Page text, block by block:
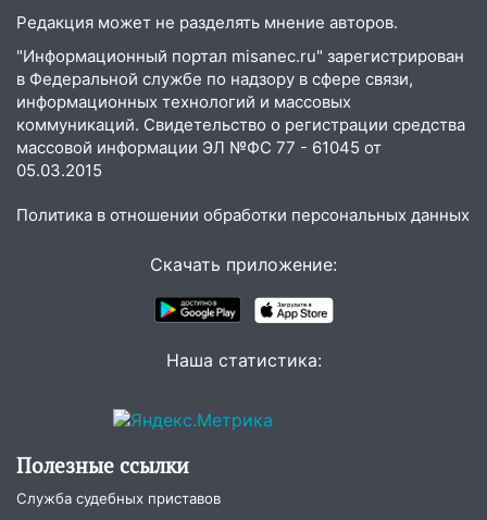
14:12
Куда жаловаться ульяновцам на
упавшее дерево или затопленную улицу
после непогоды
13:59 В Новом городе ураганным
ветром сорвало опалубку со
строящегося дома
как устраняют последствия мощного
Ульяновск: дерево рухнуло на дом на
СТО на проспекте Созидателей
13:35 Непогода продолжает бить по
Редакция может не разделять мнение авторов.
"Информационный портал misanec.ru" зарегистрирован
в Федеральной службе по надзору в сфере связи,
информационных технологий и массовых
коммуникаций. Свидетельство о регистрации средства
массовой информации ЭЛ №ФС 77 - 61045 от
05.03.2015
Политика в отношении обработки персональных данных
Скачать приложение:
Наша статистика:
Полезные ссылки
Служба судебных приставов